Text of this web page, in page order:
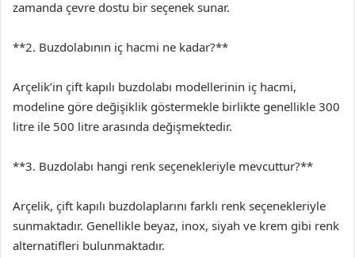
zamanda çevre dostu bir seçenek sunar.
**2. Buzdolabının iç hacmi ne kadar?**
Arçelik’in çift kapılı buzdolabı modellerinin iç hacmi,
modeline göre değişiklik göstermekle birlikte genellikle 300
litre ile 500 litre arasında değişmektedir.
**3. Buzdolabı hangi renk seçenekleriyle mevcuttur?**
Arçelik, çift kapılı buzdolaplarını farklı renk seçenekleriyle
sunmaktadır. Genellikle beyaz, inox, siyah ve krem gibi renk
alternatifleri bulunmaktadır.